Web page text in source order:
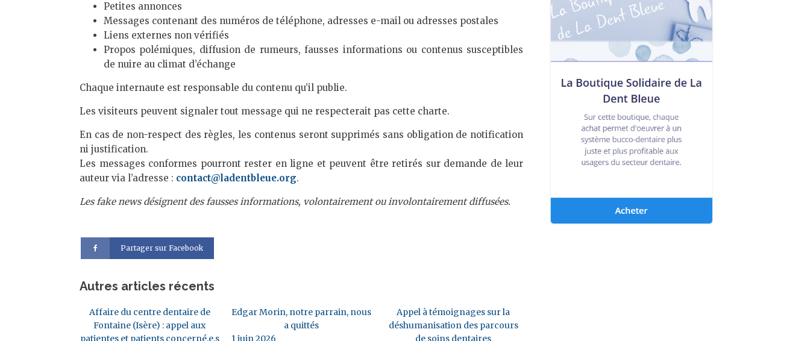
Petites annonces
Messages contenant des numéros de téléphone, adresses e-mail ou adresses postales
Liens externes non vérifiés
Propos polémiques, diffusion de rumeurs, fausses informations ou contenus susceptibles
de nuire au climat d’échange
Chaque internaute est responsable du contenu qu’il publie.
Les visiteurs peuvent signaler tout message qui ne respecterait pas cette charte.
En cas de non-respect des règles, les contenus seront supprimés sans obligation de notification
ni justification.
Les messages conformes pourront rester en ligne et peuvent être retirés sur demande de leur
auteur via l’adresse : contact@ladentbleue.org.
Les fake news désignent des fausses informations, volontairement ou involontairement diffusées.
Partager sur Facebook
Autres articles récents
Affaire du centre dentaire de
Fontaine (Isère) : appel aux
patientes et patients concerné.e.s
Edgar Morin, notre parrain, nous
a quittés
1 juin 2026
Appel à témoignages sur la
déshumanisation des parcours
de soins dentaires